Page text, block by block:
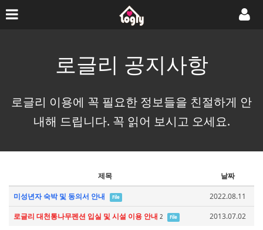
로글리 공지사항
로글리 이용에 꼭 필요한 정보들을 친절하게 안
내해 드립니다. 꼭 읽어 보시고 오세요.
제목 날짜
미성년자 숙박 및 동의서 안내 File
2022.08.11
로글리 대천통나무펜션 입실 및 시설 이용 안내 2 File 2013.07.02